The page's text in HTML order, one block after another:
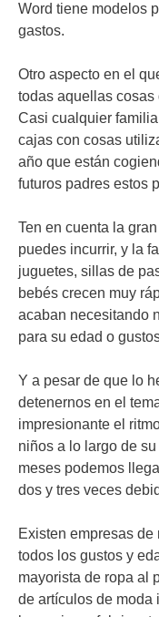
Word tiene modelos
gastos.
Otro aspecto en el
todas aquellas cosas
Casi cualquier
cajas con cosas
año que están
futuros padres estos
Ten en cuenta la
puedes incurrir, y la
juguetes, sillas de
bebés crecen muy
acaban necesitando
para su edad o
Y a pesar de que lo
detenernos en el
impresionante el
niños a lo largo de
meses podemos
dos y tres veces
Existen empresas
todos los gustos y
mayorista de ropa al
de artículos de moda